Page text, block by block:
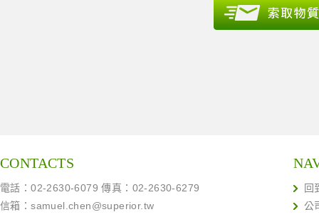
CONTACTS
電話：02-2630-6079 傳真：02-2630-6279
信箱：samuel.chen@superior.tw
回
公